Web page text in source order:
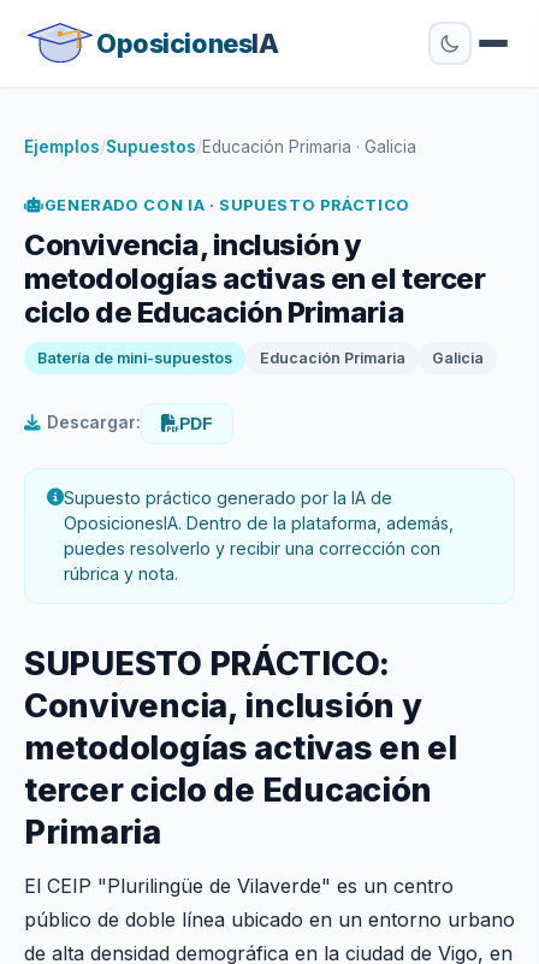
OposicionesIA
Ejemplos/Supuestos/Educación Primaria · Galicia
GENERADO CON IA · SUPUESTO PRÁCTICO
Convivencia, inclusión y
metodologías activas en el tercer
ciclo de Educación Primaria
Batería de mini-supuestos Educación Primaria Galicia
Descargar: PDF
Supuesto práctico generado por la IA de
OposicionesIA. Dentro de la plataforma, además,
puedes resolverlo y recibir una corrección con
rúbrica y nota.
SUPUESTO PRÁCTICO:
Convivencia, inclusión y
metodologías activas en el
tercer ciclo de Educación
Primaria
El CEIP "Plurilingüe de Vilaverde" es un centro
público de doble línea ubicado en un entorno urbano
de alta densidad demográfica en la ciudad de Vigo, en